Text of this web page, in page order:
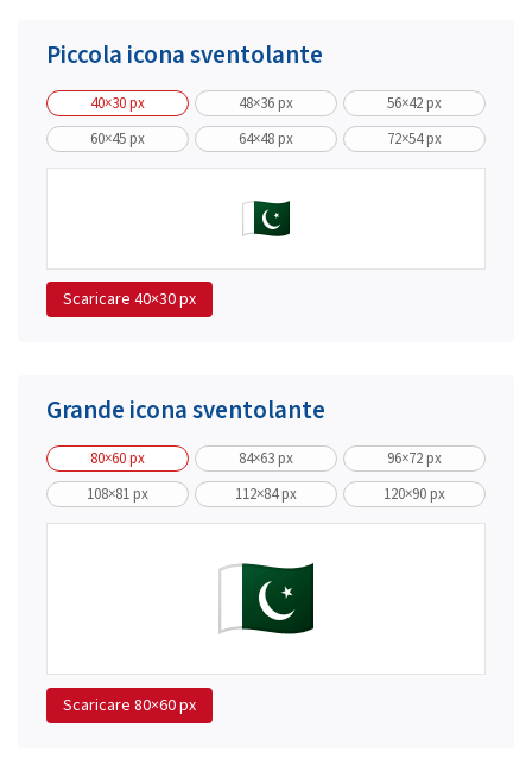
Piccola icona sventolante
40×30 px 48×36 px
56×42 px
60×45 px
64×48 px 72×54 px
Scaricare 40×30 px
Grande icona sventolante
80×60 px 84×63 px
96×72 px
108×81 px
112×84 px 120×90 px
Scaricare 80×60 px